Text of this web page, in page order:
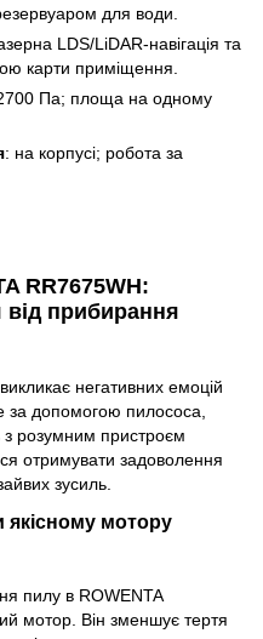
для води.
LDS/LiDAR-навігація та
карти приміщення.
Па; площа на одному
: на корпусі; робота за
RR7675WH:
прибирання
негативних емоцій
за допомогою пилососа,
розумним пристроєм
отримувати задоволення
зусиль.
якісному мотору
пилу в ROWENTA
мотор. Він зменшує тертя